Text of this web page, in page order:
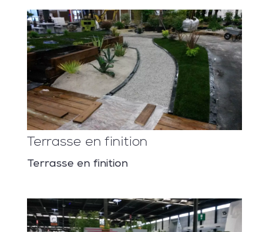
Terrasse en finition
Terrasse en finition